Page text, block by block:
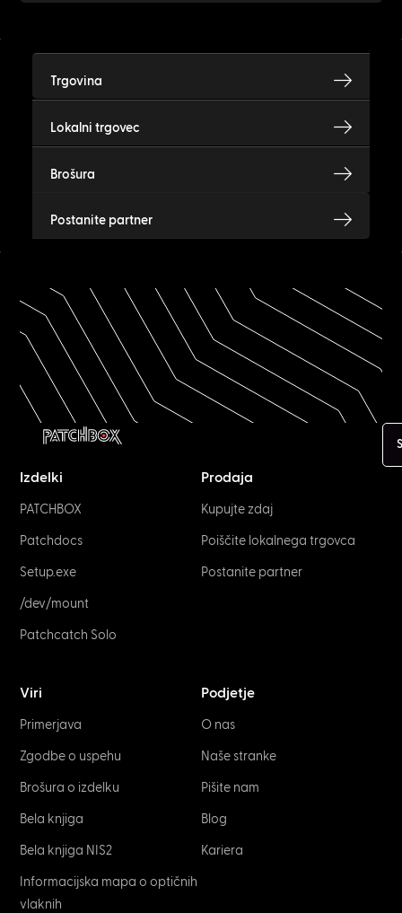
Trgovina
Lokalni trgovec
Brošura
Postanite partner
Izdelki
PATCHBOX
Patchdocs
Setup.exe
/dev/mount
Patchcatch Solo
Prodaja
Kupujte zdaj
Poiščite lokalnega trgovca
Postanite partner
Viri
Primerjava
Zgodbe o uspehu
Brošura o izdelku
Bela knjiga
Bela knjiga NIS2
Informacijska mapa o optičnih
vlaknih
Podjetje
O nas
Naše stranke
Pišite nam
Blog
Kariera